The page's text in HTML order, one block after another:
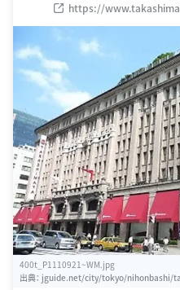
https://
400t_P1110921~WM.jpg
出典： jguide.net/city/tokyo/nihonbashi/